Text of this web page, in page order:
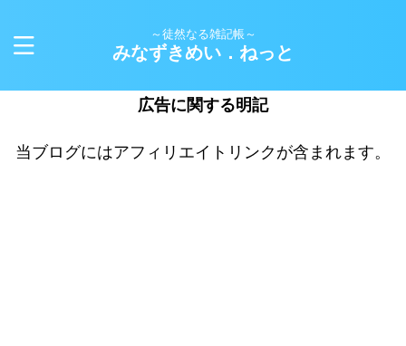
～徒然なる雑記帳～
みなずきめい．ねっと
広告に関する明記
当ブログにはアフィリエイトリンクが含まれます。